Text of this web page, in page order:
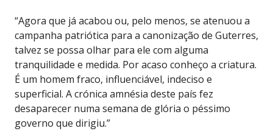
“Agora que já acabou ou, pelo menos, se atenuou a
campanha patriótica para a canonização de Guterres,
talvez se possa olhar para ele com alguma
tranquilidade e medida. Por acaso conheço a criatura.
É um homem fraco, influenciável, indeciso e
superficial. A crónica amnésia deste país fez
desaparecer numa semana de glória o péssimo
governo que dirigiu.”